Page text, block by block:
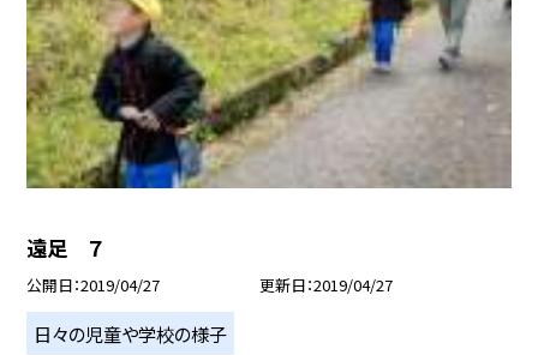
遠足 ７
公開日 2019/04/27 更新日 2019/04/27
日々の児童や学校の様子